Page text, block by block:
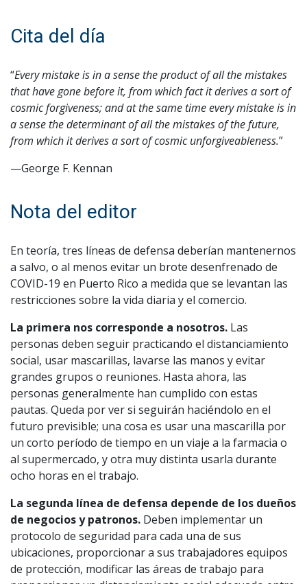
Cita del día
“Every mistake is in a sense the product of all the mistakes
that have gone before it, from which fact it derives a sort of
cosmic forgiveness; and at the same time every mistake is in
a sense the determinant of all the mistakes of the future,
from which it derives a sort of cosmic unforgiveableness.”
—George F. Kennan
Nota del editor
En teoría, tres líneas de defensa deberían mantenernos
a salvo, o al menos evitar un brote desenfrenado de
COVID-19 en Puerto Rico a medida que se levantan las
restricciones sobre la vida diaria y el comercio.
La primera nos corresponde a nosotros. Las
personas deben seguir practicando el distanciamiento
social, usar mascarillas, lavarse las manos y evitar
grandes grupos o reuniones. Hasta ahora, las
personas generalmente han cumplido con estas
pautas. Queda por ver si seguirán haciéndolo en el
futuro previsible; una cosa es usar una mascarilla por
un corto período de tiempo en un viaje a la farmacia o
al supermercado, y otra muy distinta usarla durante
ocho horas en el trabajo.
La segunda línea de defensa depende de los dueños
de negocios y patronos. Deben implementar un
protocolo de seguridad para cada una de sus
ubicaciones, proporcionar a sus trabajadores equipos
de protección, modificar las áreas de trabajo para